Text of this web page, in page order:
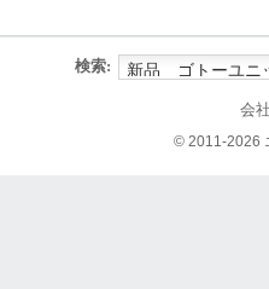
検索:
会
© 2011-2026